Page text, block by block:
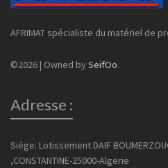
AFRIMAT spécialiste du matériel de
©2026 | Owned by SeifOo.
Adresse :
Siége: Lotissement DAIF
,CONSTANTINE-25000-Algerie